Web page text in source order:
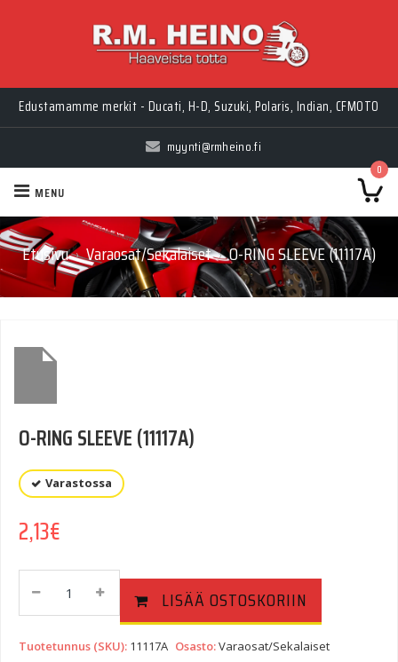
Edustamamme merkit - Ducati, H-D, Suzuki, Polaris, Indian, CFMOTO
myynti@rmheino.fi
0
MENU
Etusivu › Varaosat/Sekalaiset › O-RING SLEEVE (11117A)
O-RING SLEEVE (11117A)
Varastossa
2,13€
(11117A)
LISÄÄ OSTOSKORIIN
Tuotetunnus (SKU): 11117A Osasto:Varaosat/Sekalaiset